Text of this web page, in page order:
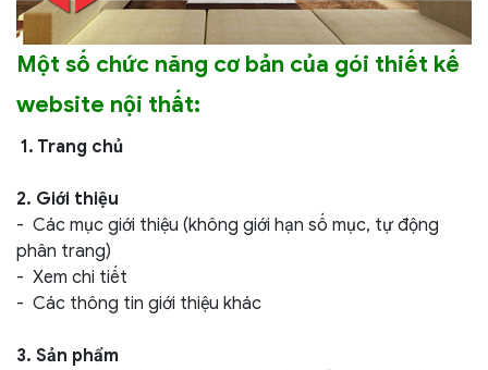
Một số chức năng cơ bản của gói thiết kế
website nội thất:
1. Trang chủ
2. Giới thiệu
- Các mục giới thiệu (không giới hạn số mục, tự động
phân trang)
- Xem chi tiết
- Các thông tin giới thiệu khác
3. Sản phẩm